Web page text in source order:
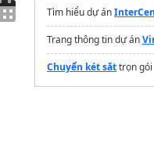
Tìm hiểu dự án
Trang thông tin dự án
Chuyển két sắttrọn gói